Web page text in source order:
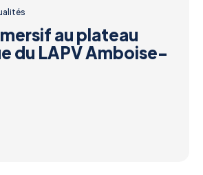
au plateau
du LAPV Amboise-